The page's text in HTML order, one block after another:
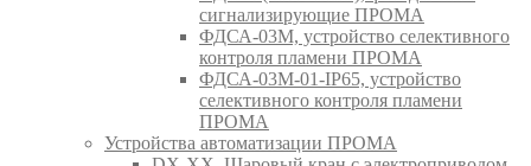
сигнализирующие ПРОМА
ФДСА-03М, устройство селективного
контроля пламени ПРОМА
ФДСА-03М-01-IP65, устройство
селективного контроля пламени
ПРОМА
Устройства автоматизации ПРОМА